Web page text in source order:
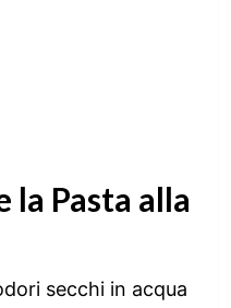
la Pasta alla
secchi in acqua